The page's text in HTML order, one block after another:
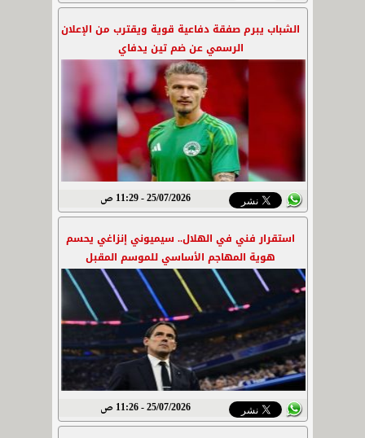
الشباب يبرم صفقة دفاعية قوية ويقترب من الإعلان
الرسمي عن ضم تين يدفاي
25/07/2026 - 11:29 ص
استقرار فني في الهلال.. سيميوني إنزاغي يحسم
هوية المهاجم الأساسي للموسم المقبل
25/07/2026 - 11:26 ص